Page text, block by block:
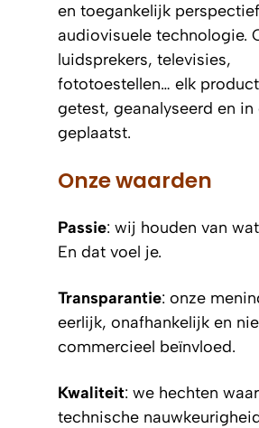
en toegankelijk
audiovisuele technologie.
luidsprekers, televisies,
fototoestellen… elk
getest, geanalyseerd en
geplaatst.
Onze waarden
Passie: wij houden van
En dat voel je.
Transparantie: onze
eerlijk, onafhankelijk en
commercieel beïnvloed.
Kwaliteit: we hechten
technische